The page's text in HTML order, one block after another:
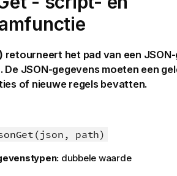
retourneert het pad van een
De JSON-gegevens moeten een
of nieuwe regels bevatten.
path)
dubbele waarde